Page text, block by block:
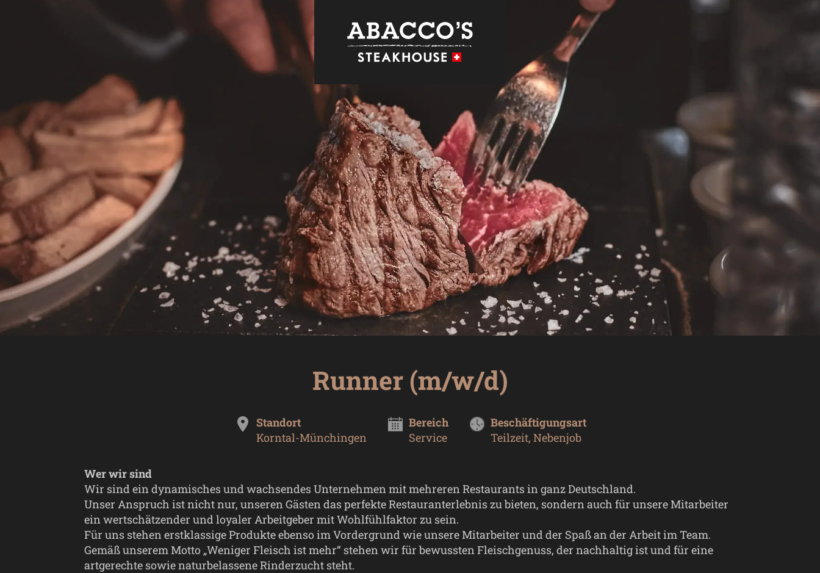
Runner (m/w/d)
Standort
Korntal-Münchingen
Bereich
Service
Beschäftigungsart
Teilzeit, Nebenjob
Wer wir sind
Wir sind ein dynamisches und wachsendes Unternehmen mit mehreren Restaurants in ganz Deutschland.
Unser Anspruch ist nicht nur, unseren Gästen das perfekte Restauranterlebnis zu bieten, sondern auch für unsere Mitarbeiter
ein wertschätzender und loyaler Arbeitgeber mit Wohlfühlfaktor zu sein.
Für uns stehen erstklassige Produkte ebenso im Vordergrund wie unsere Mitarbeiter und der Spaß an der Arbeit im Team.
Gemäß unserem Motto „Weniger Fleisch ist mehr“ stehen wir für bewussten Fleischgenuss, der nachhaltig ist und für eine
artgerechte sowie naturbelassene Rinderzucht steht.